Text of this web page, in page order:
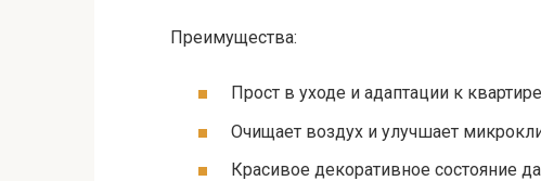
Преимущества:
Прост в уходе и адаптации к
Очищает воздух и улучшает
Красивое декоративное состояние